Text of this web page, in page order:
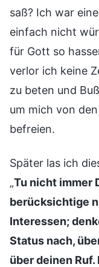
saß? Ich war
einfach nicht
für Gott so
verlor ich keine
zu beten und
um mich von
befreien.
Später las ich
„Tu nicht immer
berücksichtige
Interessen;
Status nach,
über deinen